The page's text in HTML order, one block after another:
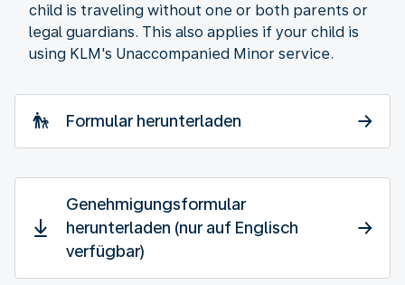
child is traveling without one or both parents or
legal guardians. This also applies if your child is
using KLM's Unaccompanied Minor service.
Formular herunterladen
Genehmigungsformular
herunterladen (nur auf Englisch
verfügbar)